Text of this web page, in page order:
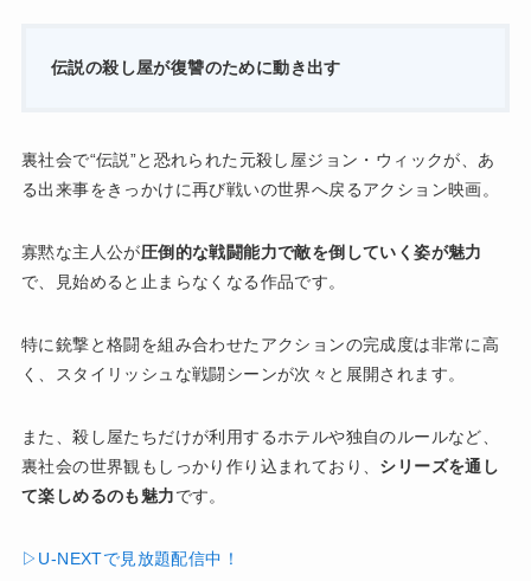
伝説の殺し屋が復讐のために動き出す
裏社会で“伝説”と恐れられた元殺し屋ジョン・ウィックが、あ
る出来事をきっかけに再び戦いの世界へ戻るアクション映画。
寡黙な主人公が圧倒的な戦闘能力で敵を倒していく姿が魅力
で、見始めると止まらなくなる作品です。
特に銃撃と格闘を組み合わせたアクションの完成度は非常に高
く、スタイリッシュな戦闘シーンが次々と展開されます。
また、殺し屋たちだけが利用するホテルや独自のルールなど、
裏社会の世界観もしっかり作り込まれており、 シリーズを通し
て楽しめるのも魅力です。
▷U-NEXTで見放題配信中！